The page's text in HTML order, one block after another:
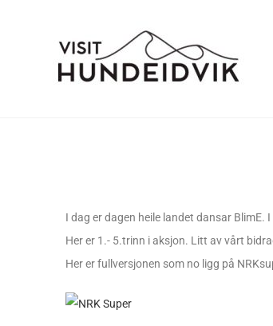
I dag er dagen heile landet dansar BlimE.
Her er 1.- 5.trinn i aksjon. Litt av vårt
Her er fullversjonen som no ligg på